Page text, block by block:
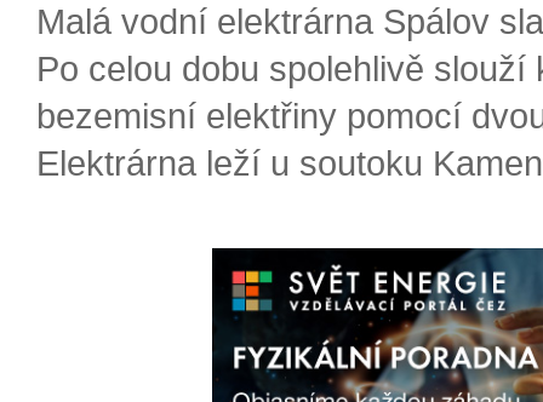
Malá vodní elektrárna Spálov
Po celou dobu spolehlivě slouží
bezemisní elektřiny pomocí
Elektrárna leží u soutoku